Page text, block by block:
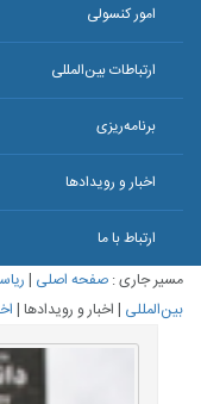
امور کنسولی
ارتباطات بین‌المللی
برنامه‌ریزی
اخبار و رویدادها
ارتباط با ما
مسیر جاری :صفحه اصلی |
بین‌المللی |اخبار و رویدادها|